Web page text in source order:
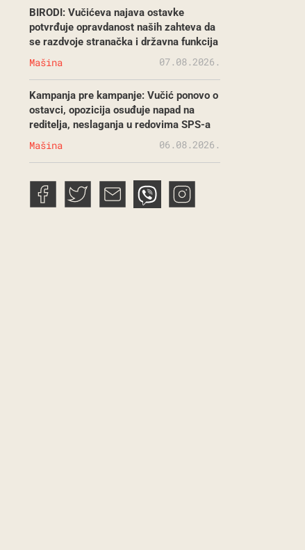
BIRODI: Vučićeva najava ostavke
potvrđuje opravdanost naših zahteva da
se razdvoje stranačka i državna funkcija
Mašina 07.08.2026.
Kampanja pre kampanje: Vučić ponovo o
ostavci, opozicija osuđuje napad na
reditelja, neslaganja u redovima SPS-a
Mašina 06.08.2026.